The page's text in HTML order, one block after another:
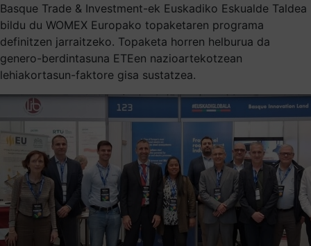
Basque Trade & Investment-ek Euskadiko Eskualde Taldea
bildu du WOMEX Europako topaketaren programa
definitzen jarraitzeko. Topaketa horren helburua da
genero-berdintasuna ETEen nazioartekotzean
lehiakortasun-faktore gisa sustatzea.